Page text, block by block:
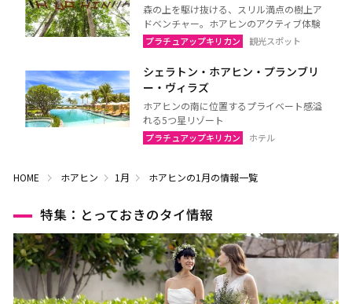
森の上を駆け抜ける、スリル満点の樹上ア
ドベンチャー。ホアヒンのアクティブ体験
プラチュアップキリカン 観光スポット
シェラトン・ホアヒン・プランブリ
ー・ヴィラズ
ホアヒンの南に位置するプライベート感溢
れる5つ星リゾート
プラチュアップキリカン ホテル
HOME ホアヒン 1月 ホアヒンの1月の情報一覧
特集：とっておきのタイ情報